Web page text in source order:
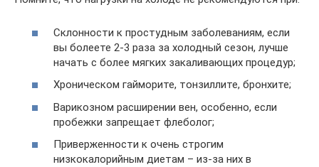
Склонности к простудным заболеваниям, если
вы болеете 2-3 раза за холодный сезон, лучше
начать с более мягких закаливающих процедур;
Хроническом гайморите, тонзиллите, бронхите;
Варикозном расширении вен, особенно, если
пробежки запрещает флеболог;
Приверженности к очень строгим
низкокалорийным диетам – из-за них в